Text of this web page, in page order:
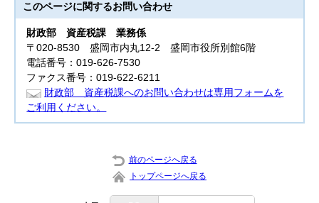
このページに関するお問い合わせ
財政部 資産税課 業務係
〒020-8530 盛岡市内丸12-2 盛岡市役所別館6階
電話番号：019-626-7530
ファクス番号：019-622-6211
財政部 資産税課へのお問い合わせは専用フォームを
ご利用ください。
前のページへ戻る
トップページへ戻る